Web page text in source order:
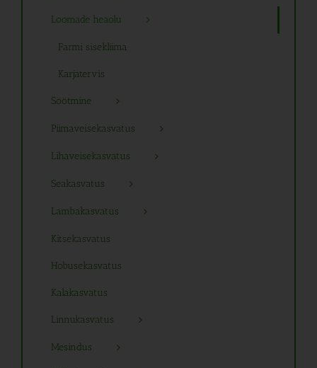
Loomade heaolu
Farmi sisekliima
Karjatervis
Söötmine
Piimaveisekasvatus
Lihaveisekasvatus
Seakasvatus
Lambakasvatus
Kitsekasvatus
Hobusekasvatus
Kalakasvatus
Linnukasvatus
Mesindus